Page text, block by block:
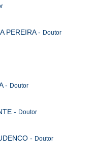
PEREIRA- Doutor
- Doutor
- Doutor
- Doutor